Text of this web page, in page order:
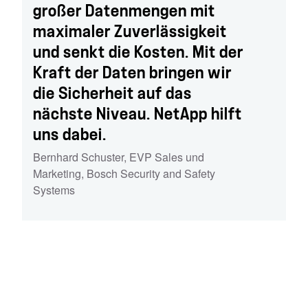
großer Datenmengen mit
maximaler Zuverlässigkeit
und senkt die Kosten. Mit der
Kraft der Daten bringen wir
die Sicherheit auf das
nächste Niveau. NetApp hilft
uns dabei.
Bernhard Schuster, EVP Sales und
Marketing, Bosch Security and Safety
Systems